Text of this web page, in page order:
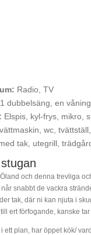
Radio, TV
1 dubbelsäng, en
Elspis, kyl-frys, mikro,
wc,
tak, utegrill,
och denna trevliga
snabbt de vackra
tak, där ni kan njuta i
ert förfogande, kanske
i ett plan, har öppet kök/